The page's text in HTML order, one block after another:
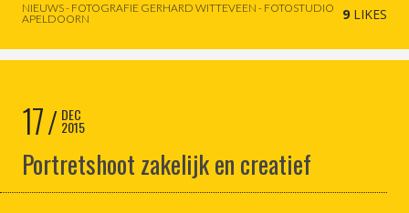
NIEUWS - FOTOGRAFIE GERHARD WITTEVEEN - FOTOSTUDIO
APELDOORN
9 LIKES
17 DEC
2015
Portretshoot zakelijk en creatief